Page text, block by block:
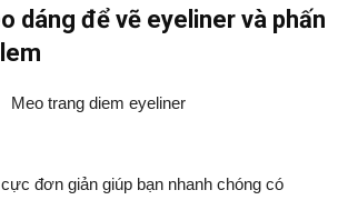
dáng để vẽ eyeliner và phấn
đơn giản giúp bạn nhanh chóng có